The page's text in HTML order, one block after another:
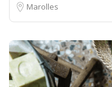
Marolles